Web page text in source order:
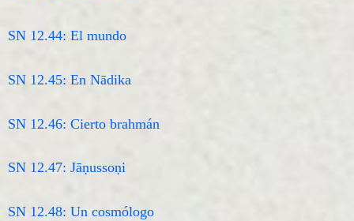
SN 12.44: El mundo
SN 12.45: En Nādika
SN 12.46: Cierto brahmán
SN 12.47: Jāṇussoṇi
SN 12.48: Un cosmólogo